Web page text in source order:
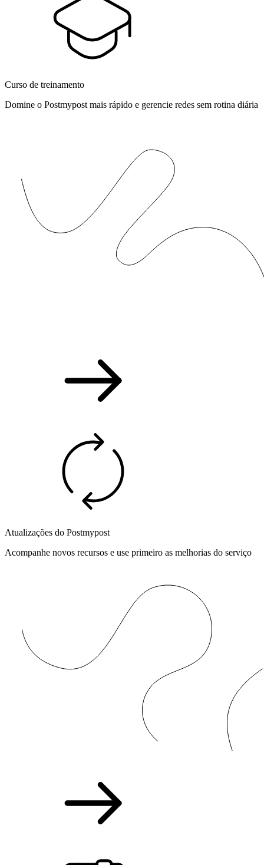
Curso de treinamento
Domine o Postmypost mais rápido e gerencie redes sem rotina diária
Atualizações do Postmypost
Acompanhe novos recursos e use primeiro as melhorias do serviço